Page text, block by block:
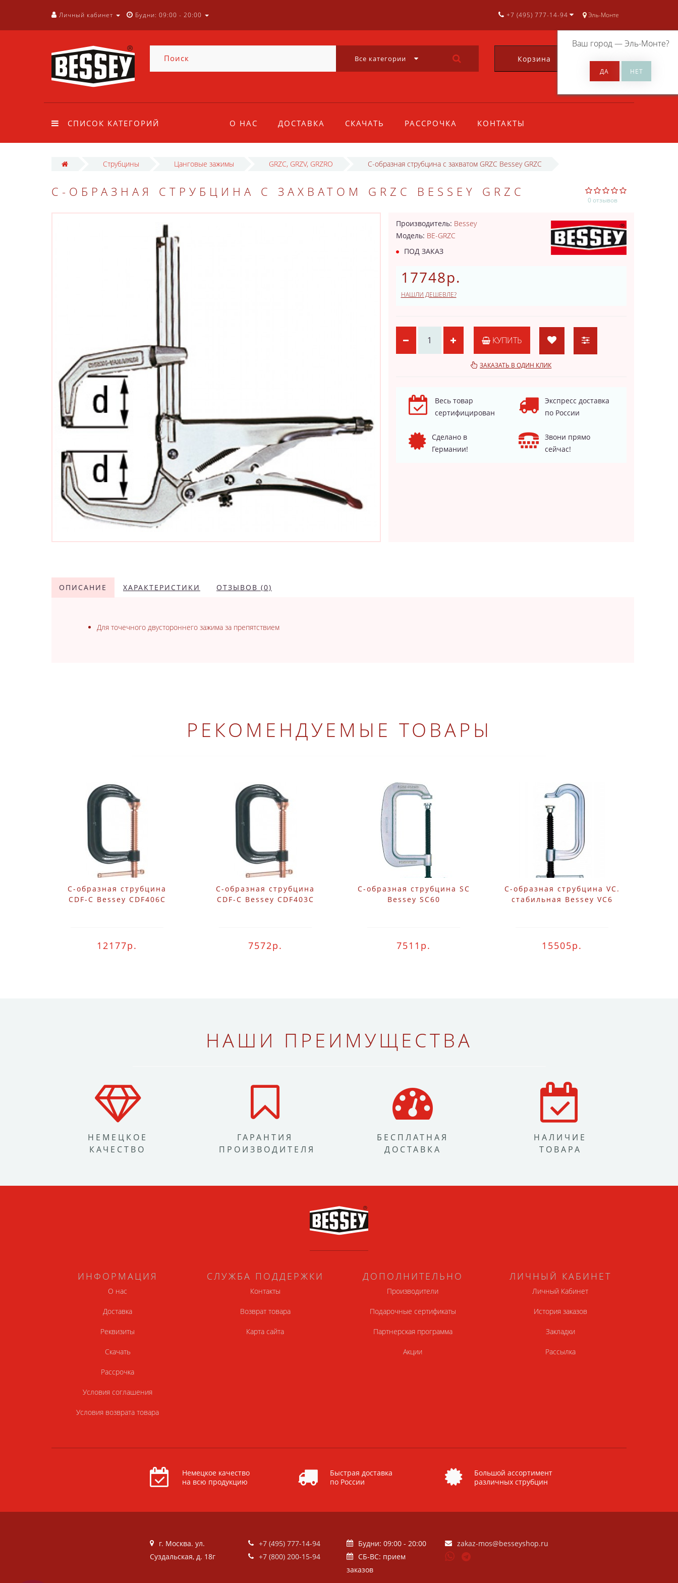
Личный кабинет Будни: 09:00 - 20:00 Эль-Монте
Ваш город —Эль-Монте?
+7 (495) 777-14-94
Все категории Корзина 0
СПИСОК КАТЕГОРИЙ О НАС ДОСТАВКА СКАЧАТЬ РАССРОЧКА КОНТАКТЫ
Струбцины Цанговые зажимы GRZC, GRZV, GRZRO C-образная струбцина с захватом GRZC Bessey GRZC
C-ОБРАЗНАЯ СТРУБЦИНА С ЗАХВАТОМ GRZC BESSEY GRZC
0 отзывов
Производитель: Bessey
Модель: BE-GRZC
ПОД ЗАКАЗ
17748р.
НАШЛИ ДЕШЕВЛЕ?
КУПИТЬ
ЗАКАЗАТЬ В ОДИН КЛИК
Весь товар
сертифицирован
Экспресс доставка
по России
Сделано в
Германии!
Звони прямо
сейчас!
ОПИСАНИЕ ХАРАКТЕРИСТИКИ ОТЗЫВОВ (0)
Для точечного двустороннего зажима за препятствием
РЕКОМЕНДУЕМЫЕ ТОВАРЫ
C-образная струбцина
CDF-C Bessey CDF406C
12177р.
C-образная струбцина
CDF-C Bessey CDF403C
7572р.
C-образная струбцина SC
Bessey SC60
7511р.
C-образная струбцина VC.
стабильная Bessey VC6
15505р.
НАШИ ПРЕИМУЩЕСТВА
НЕМЕЦКОЕ
КАЧЕСТВО
ГАРАНТИЯ
ПРОИЗВОДИТЕЛЯ
БЕСПЛАТНАЯ
ДОСТАВКА
НАЛИЧИЕ
ТОВАРА
ИНФОРМАЦИЯ
О нас
Доставка
Реквизиты
Скачать
Рассрочка
Условия соглашения
Условия возврата товара
СЛУЖБА ПОДДЕРЖКИ
Контакты
Возврат товара
Карта сайта
ДОПОЛНИТЕЛЬНО
Производители
Подарочные сертификаты
Партнерская программа
Акции
ЛИЧНЫЙ КАБИНЕТ
Личный Кабинет
История заказов
Закладки
Рассылка
Немецкое качество
на всю продукцию
Быстрая доставка
по России
Большой ассортимент
различных струбцин
г. Москва. ул.
Суздальская, д. 18г
+7 (495) 777-14-94
+7 (800) 200-15-94
Будни: 09:00 - 20:00
СБ-ВС: прием
заказов
zakaz-mos@besseyshop.ru